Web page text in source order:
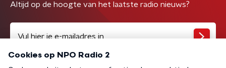
Altijd op de hoogte van het laatste radio nieuws?